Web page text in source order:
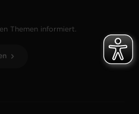
Themen informiert.